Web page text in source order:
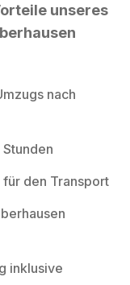
unseres
nach
den Transport
inklusive